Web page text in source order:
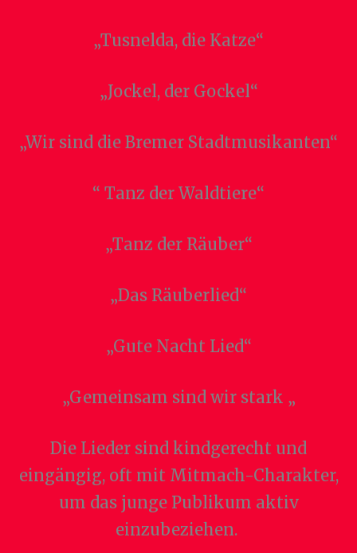
„Tusnelda, die Katze“
„Jockel, der Gockel“
„Wir sind die Bremer Stadtmusikanten“
“ Tanz der Waldtiere“
„Tanz der Räuber“
„Das Räuberlied“
„Gute Nacht Lied“
„Gemeinsam sind wir stark „
Die Lieder sind kindgerecht und
eingängig, oft mit Mitmach-Charakter,
um das junge Publikum aktiv
einzubeziehen.